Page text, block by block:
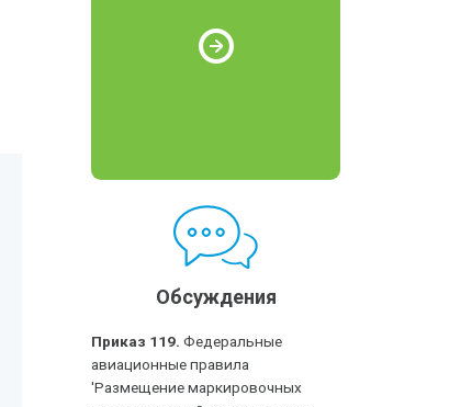
Обсуждения
Приказ 119. Федеральные
авиационные правила
'Размещение маркировочных